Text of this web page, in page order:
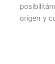
origen y